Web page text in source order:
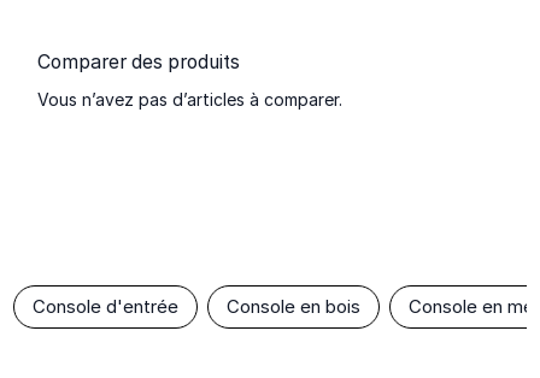
Console d'entrée Console en bois Console en
Comparer des produits
Vous n’avez pas d’articles à comparer.